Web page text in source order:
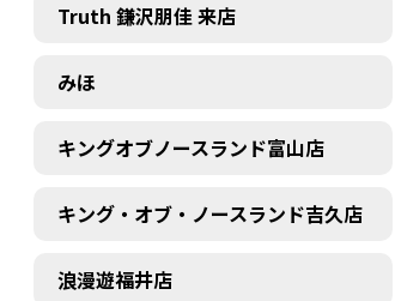
Truth 鎌沢朋佳 来店
みほ
キングオブノースランド富山店
キング・オブ・ノースランド吉久店
浪漫遊福井店